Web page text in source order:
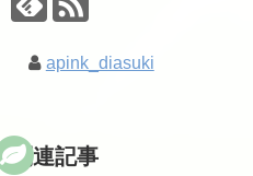
apink_diasuki
関連記事